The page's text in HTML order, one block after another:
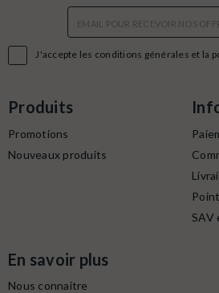
J'accepte les conditions générales et la
Produits
Promotions
Nouveaux produits
SAV
En savoir plus
Nous connaitre